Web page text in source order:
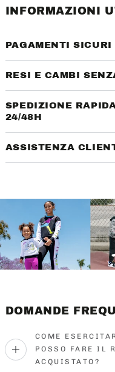
INFORMAZIONI
PAGAMENTI
RESI E CAMBI
SPEDIZIONE
24/48H
ASSISTENZA
DOMANDE
COME
POSSO FARE IL
ACQUISTATO?